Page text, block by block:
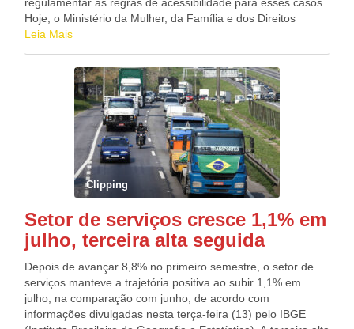
Hoje, o Ministério da Mulher, da Família e dos Direitos
Humanos já disponibiliza instruções nesse sentido. O
Decreto 3.298/99 e, portanto, tem seus direitos de
acessibilidade garantidos. Segundo a Lei Brasileira de
Inclusão, a acessibilidade consiste no alcance para
utilização, com segurança e autonomia, de espaços,
mobiliários, edificações, transportes, informação e
comunicação, inclusive seus sistemas e tecnologias, bem
como de outros serviços e instalações abertos ao público,
de uso público ou privado, tanto na zona urbana como na
rural. “Em um país onde se fala cada vez mais em
devemos buscar ao máximo uma sociedade isenta de
atitudes discriminatórias”, sustentou o autor da proposta,
será analisada em caráter conclusivo pelas comissões de
Defesa dos Direitos das Pessoas com Deficiência;
Seguridade Social e Família; e de Constituição e Justiça e
de Cidadania. Saiba mais sobre a tramitação de projetos de
Leia Mais
Clipping
Setor de serviços cresce 1,1% em
julho, terceira alta seguida
Depois de avançar 8,8% no primeiro semestre, o setor de
serviços manteve a trajetória positiva ao subir 1,1% em
julho, na comparação com junho, de acordo com
informações divulgadas nesta terça-feira (13) pelo IBGE